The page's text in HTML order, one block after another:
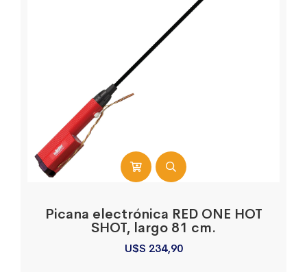
Picana electrónica RED ONE HOT
SHOT, largo 81 cm.
U$S 234,90